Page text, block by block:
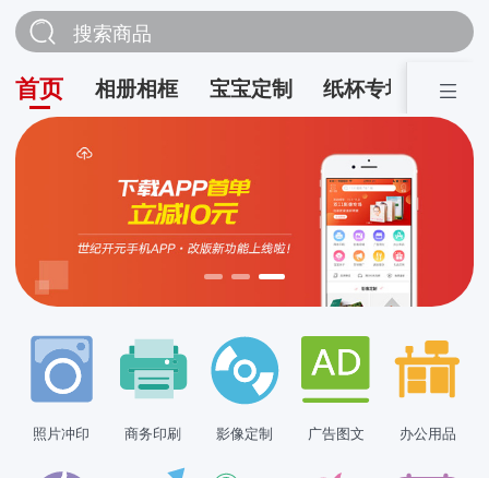
搜索商品
首页 相册相框 宝宝定制 纸杯专场 营销
照片冲印 商务印刷 影像定制 广告图文 办公用品